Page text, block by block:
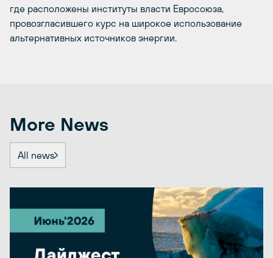
где расположены институты власти Евросоюза,
провозгласившего курс на широкое использование
альтернативных источников энергии.
More News
All news